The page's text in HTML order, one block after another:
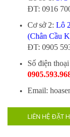
Cẩm
ĐT: 0916
Cơ sở 2: Lô
(Chân Cầu
ĐT: 0905
​Số điện
Email:
LIÊN HỆ ĐẶT